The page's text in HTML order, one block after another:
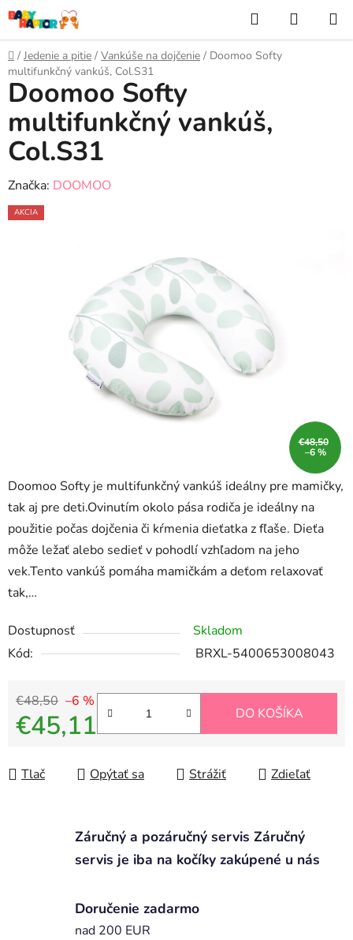
Prejsť
na
obsah
Hľadať
KOŠÍK
Domov
/ Jedenie a pitie / Vankúše na dojčenie / Doomoo Softy
multifunkčný vankúš, Col.S31
Doomoo Softy je multifunkčný vankúš ideálny pre mamičky,
tak aj pre deti.Ovinutím okolo pása rodiča je ideálny na
použitie počas dojčenia či kŕmenia dieťatka z fľaše. Dieťa
môže ležať alebo sedieť v pohodlí vzhľadom na jeho
vek.Tento vankúš pomáha mamičkám a deťom relaxovať
tak,…
Dostupnosť
Skladom
Kód:
BRXL-5400653008043
€48,50 –6 %
€45,11 DO KOŠÍKA
Tlač Opýtať sa Strážiť Zdieľať
Doomoo Softy
multifunkčný vankúš,
Col.S31
Značka: DOOMOO
AKCIA
€48,50
–6 %
Záručný a pozáručný servis Záručný
servis je iba na kočíky zakúpené u nás
Doručenie zadarmo
nad 200 EUR